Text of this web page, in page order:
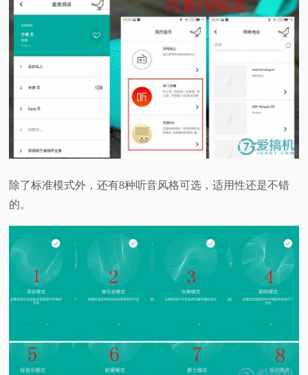
除了标准模式外，还有8种听音风格可选，适用性还是不错
的。